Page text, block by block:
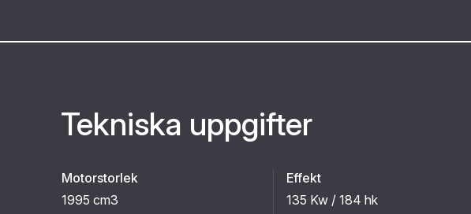
Tekniska uppgifter
Motorstorlek
1995 cm3
Effekt
135 Kw / 184 hk